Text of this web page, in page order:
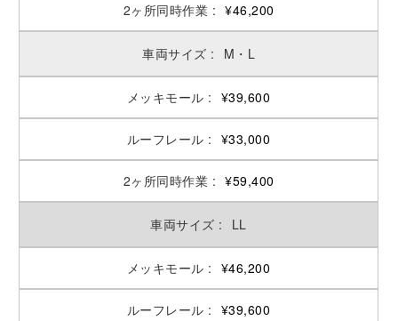
¥46,200
M・L
¥39,600
¥33,000
¥59,400
LL
¥46,200
¥39,600